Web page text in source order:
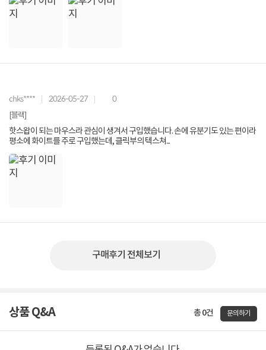
chks**** 2026-05-27 0
[블랙]
핫스왑이 되는 마우스라 관심이 생겨서 구입했습니다. 손에 유분기도 있는 편이라
평소에 화이트를 주로 구입했는데, 클릭부의 텍스쳐...
구매후기 전체보기
상품 Q&A 총 0건 문의하기